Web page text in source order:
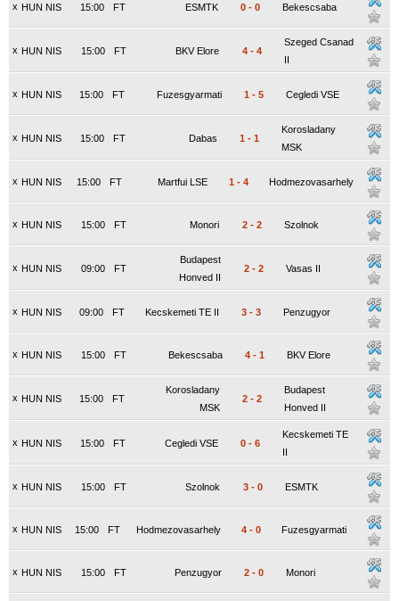
x HUN NIS FT
15:00 ESMTK 0 - 0 Bekescsaba
x HUN NIS FT
15:00 BKV Elore 4 - 4
Szeged Csanad
II
x HUN NIS FT
15:00 Fuzesgyarmati 1 - 5 Cegledi VSE
x HUN NIS FT
15:00 Dabas 1 - 1
Korosladany
MSK
x HUN NIS FT
15:00 Martfui LSE 1 - 4 Hodmezovasarhely
x HUN NIS FT
15:00 Monori 2 - 2 Szolnok
x HUN NIS FT
09:00
Budapest
Honved II
2 - 2 Vasas II
x HUN NIS FT
09:00 Kecskemeti TE II 3 - 3 Penzugyor
x HUN NIS FT
15:00 Bekescsaba 4 - 1 BKV Elore
x HUN NIS FT
15:00
Korosladany
MSK
2 - 2
Budapest
Honved II
x HUN NIS FT
15:00 Cegledi VSE 0 - 6
Kecskemeti TE
II
x HUN NIS FT
15:00 Szolnok 3 - 0 ESMTK
x HUN NIS FT
15:00 Hodmezovasarhely 4 - 0 Fuzesgyarmati
x HUN NIS FT
15:00 Penzugyor 2 - 0 Monori